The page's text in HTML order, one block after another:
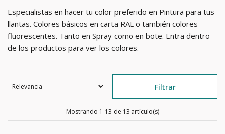
Especialistas en hacer tu color preferido en Pintura para tus
llantas. Colores básicos en carta RAL o también colores
fluorescentes. Tanto en Spray como en bote. Entra dentro
de los productos para ver los colores.
Filtrar
Mostrando 1-13 de 13 artículo(s)